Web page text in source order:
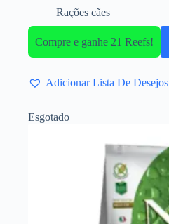
Rações cães
Compre e ganhe 21 Reefs!
Adicionar Lista De Desejos
Esgotado